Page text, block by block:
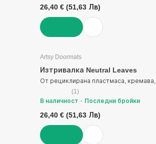
26,40 € (51,63 Лв)
Artsy Doormats
Изтривалка Neutral Leaves
От рециклирана пластмаса, кремава,
(1)
В наличност
Последни бройки
26,40 € (51,63 Лв)